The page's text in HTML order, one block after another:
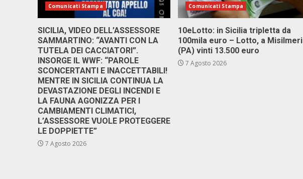
Comunicati Stampa
SICILIA, VIDEO DELL’ASSESSORE
SAMMARTINO: “AVANTI CON LA
TUTELA DEI CACCIATORI”.
INSORGE IL WWF: “PAROLE
SCONCERTANTI E INACCETTABILI!
MENTRE IN SICILIA CONTINUA LA
DEVASTAZIONE DEGLI INCENDI E
LA FAUNA AGONIZZA PER I
CAMBIAMENTI CLIMATICI,
L’ASSESSORE VUOLE PROTEGGERE
LE DOPPIETTE”
7 Agosto 2026
Comunicati Stampa
10eLotto: in Sicilia tripletta da
100mila euro – Lotto, a Misilmeri
(PA) vinti 13.500 euro
7 Agosto 2026